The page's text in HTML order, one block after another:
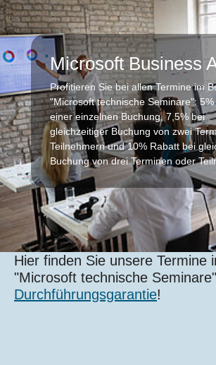
Microsoft Business
Profitieren Sie bei allen Termine im
"Microsoft technische Seminare":
einer einzelnen Buchung, 7,5% bei
gleichzeitiger Buchung von zwei
Teilnehmern und 10% Rabatt bei
Buchung von drei Terminen oder
Hier finden Sie unsere Termine
"Microsoft technische
Durchführungsgarantie!